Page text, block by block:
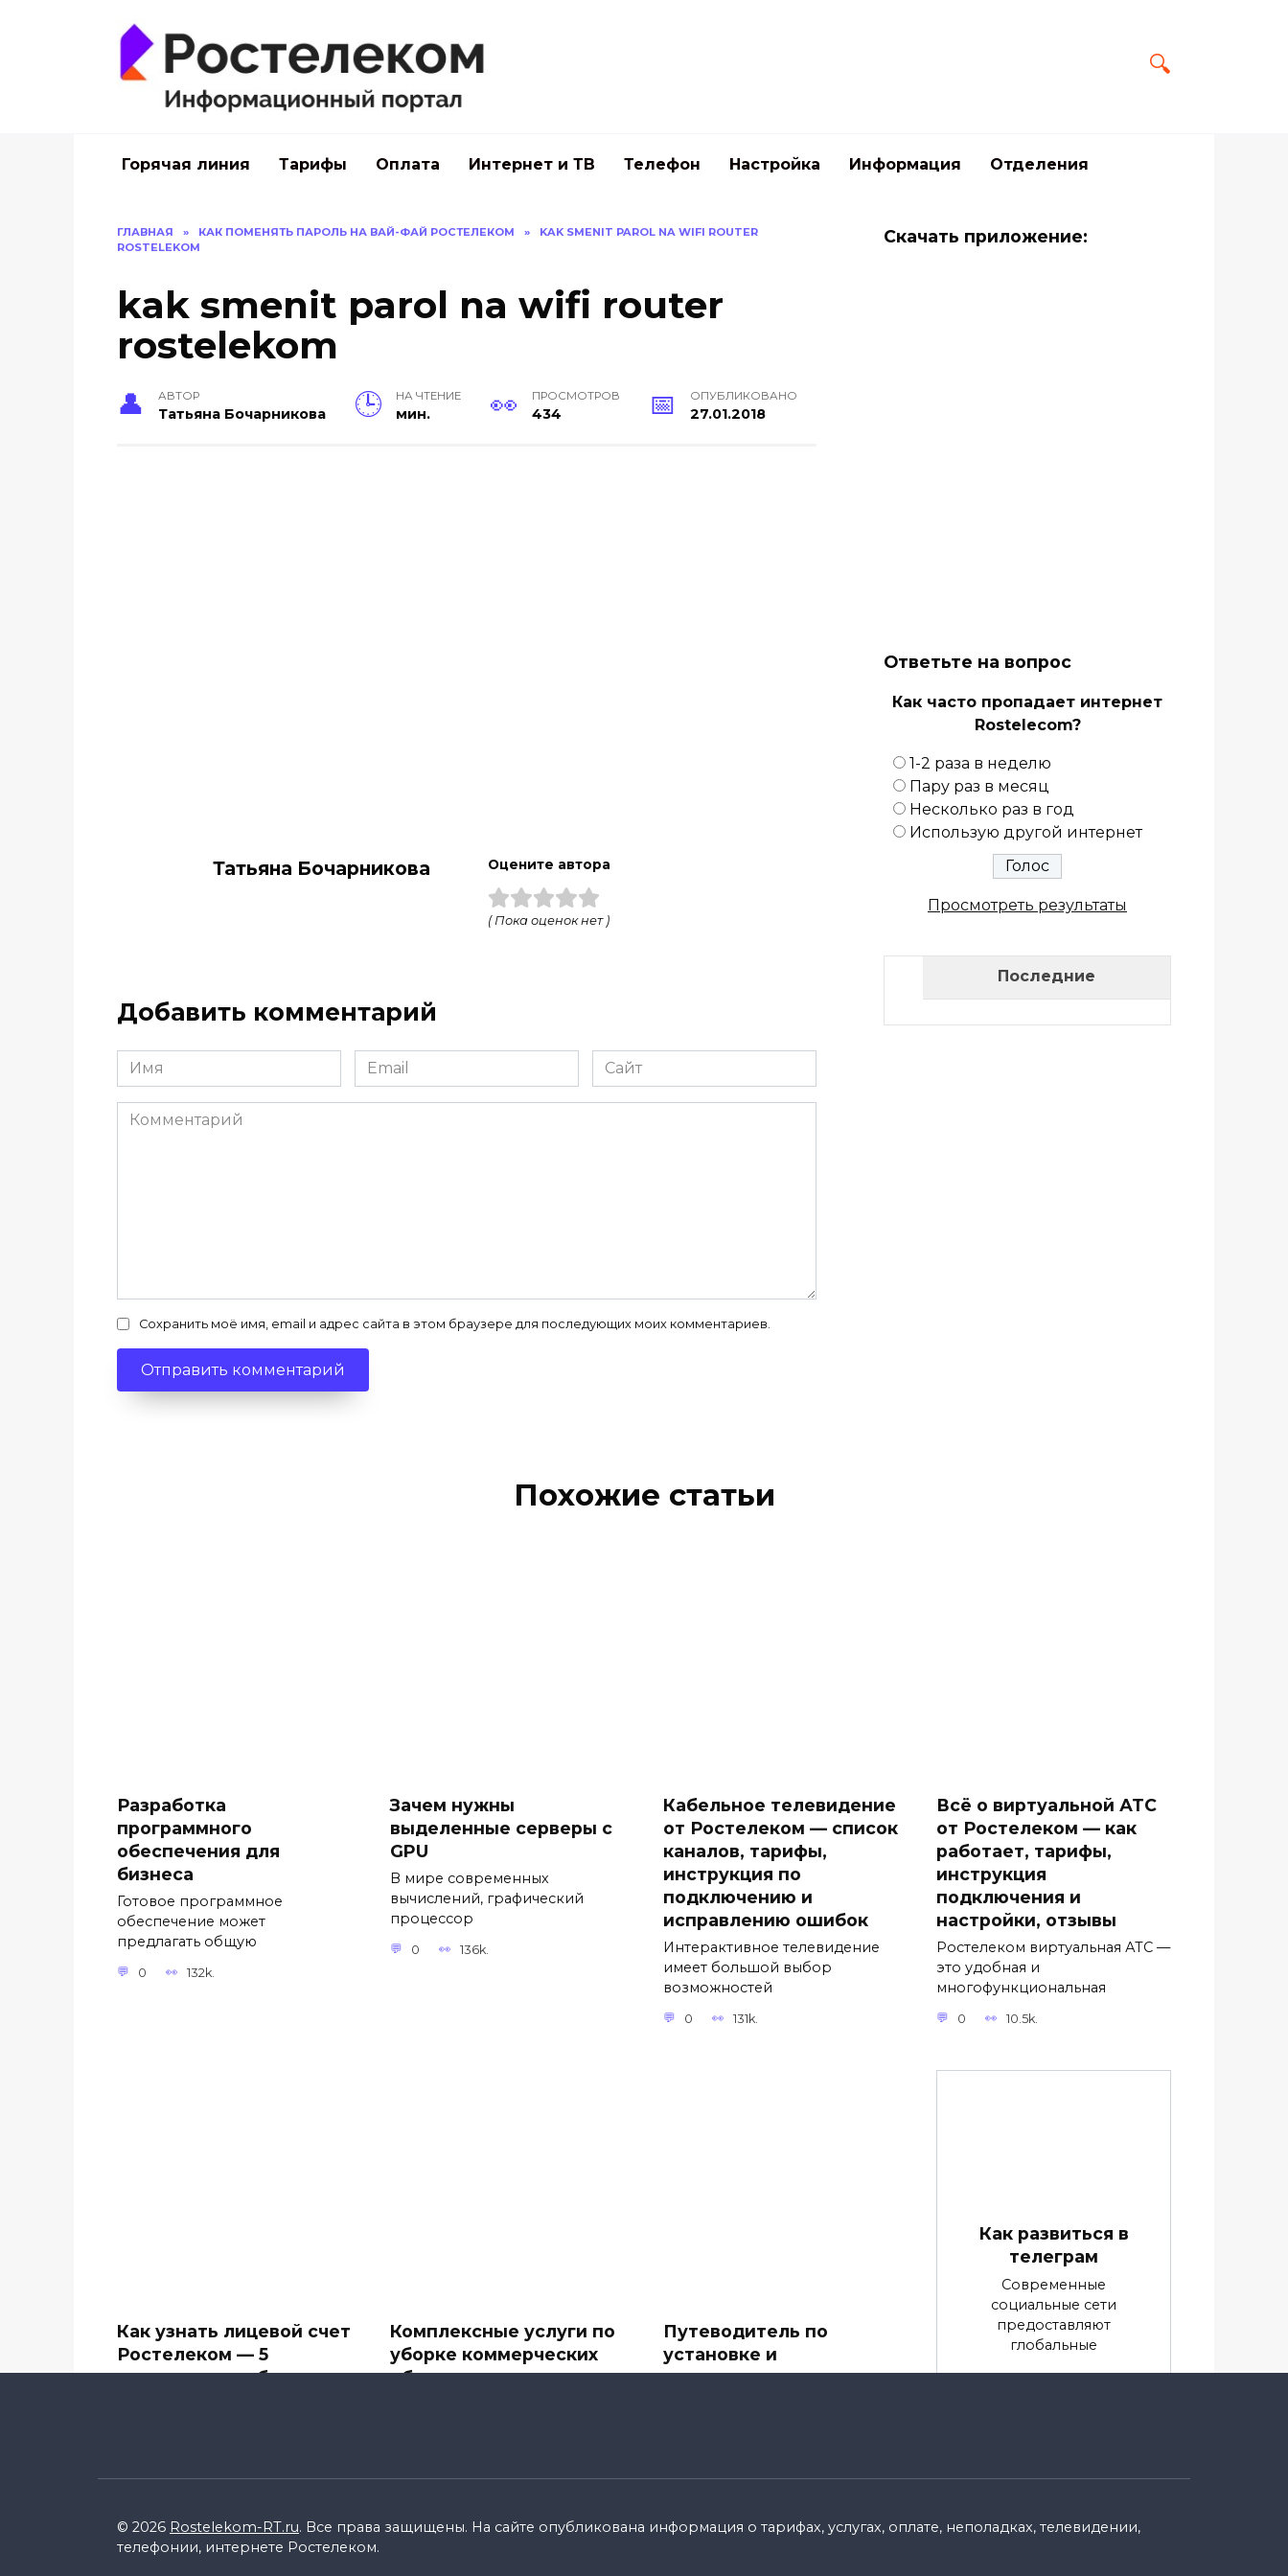
Горячая линия Тарифы Оплата Интернет и ТВ Телефон Настройка Информация Отделения
ГЛАВНАЯ » КАК ПОМЕНЯТЬ ПАРОЛЬ НА ВАЙ-ФАЙ РОСТЕЛЕКОМ »
KAK SMENIT PAROL NA WIFI ROUTER
ROSTELEKOM
kak smenit parol na wifi router
rostelekom
АВТОР
Тать­яна Бо­чар­ни­кова
НА ЧТЕНИЕ
мин.
ПРОСМОТРОВ
434
ОПУБЛИКОВАНО
27.01.2018
Тать­яна Бо­чар­ни­кова Оцените автора
( Пока оценок нет )
Добавить комментарий
Имя
*
Email
*
Сайт
Комментарий
Сохранить моё имя, email и адрес сайта в этом браузере для последующих моих комментариев.
Скачать приложение:
Ответьте на вопрос
Как часто пропадает интернет
Rostelecom?
1-2 раза в неделю
Пару раз в месяц
Несколько раз в год
Использую другой интернет
Просмотреть результаты
Последние
Похожие статьи
Разработка
программного
обеспечения для
бизнеса
Готовое программное
обеспечение может
предлагать общую
0 132k.
Зачем нужны
выделенные серверы с
GPU
В мире современных
вычислений, графический
процессор
0 136k.
Кабельное телевидение
от Ростелеком — список
каналов, тарифы,
инструкция по
подключению и
исправлению ошибок
Интерактивное телевидение
имеет большой выбор
возможностей
0 131k.
Всё о виртуальной АТС
от Ростелеком — как
работает, тарифы,
инструкция
подключения и
настройки, отзывы
Ростелеком виртуальная АТС —
это удобная и
многофункциональная
0 10.5k.
Как узнать лицевой счет
Ростелеком — 5
простых способов
0 15.4k.
Комплексные услуги по
уборке коммерческих
объектов
Путеводитель по
установке и
подключению
В современное
Как развиться в
телеграм
Современные
социальные сети
предоставляют
глобальные
© 2026 Rostelekom-RT.ru. Все права защищены. На сайте опубликована информация о тарифах, услугах, оплате, неполадках, телевидении,
телефонии, интернете Ростелеком.